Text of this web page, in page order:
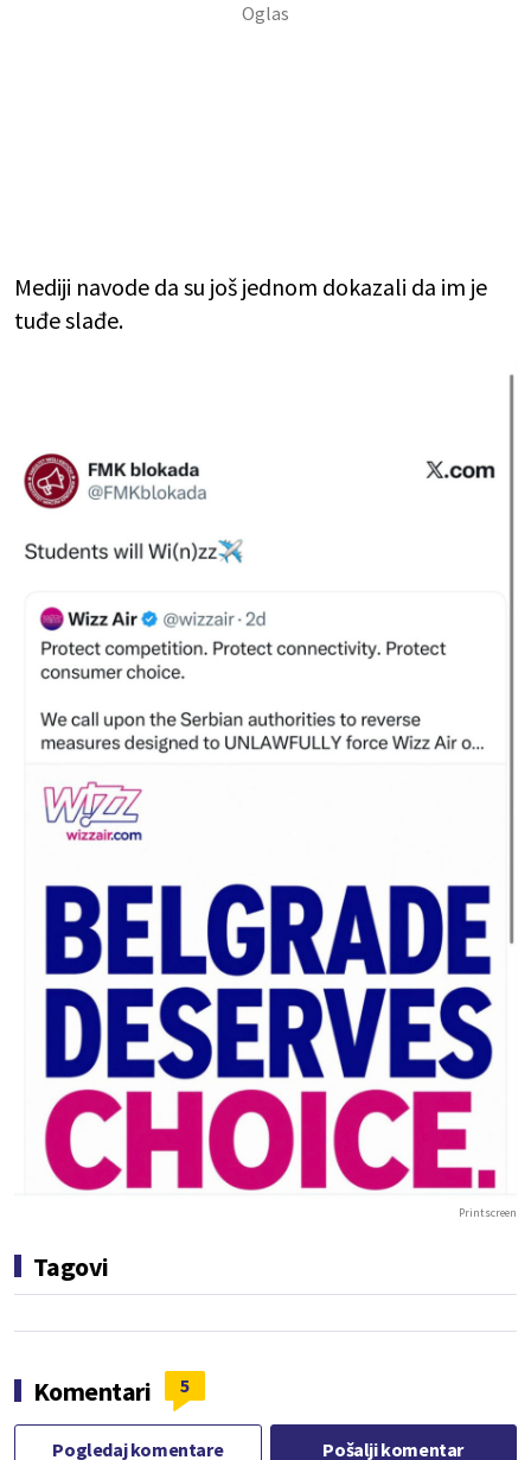
Mediji navode da su još jednom dokazali da im je
tuđe slađe.
Printscreen
Tagovi
Komentari 5
Pogledaj komentare Pošalji komentar